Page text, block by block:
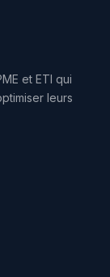
et ETI qui
leurs